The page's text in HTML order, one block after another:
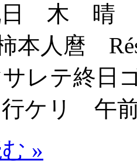
木 晴
本人麿
サレテ終
ケリ 午
»